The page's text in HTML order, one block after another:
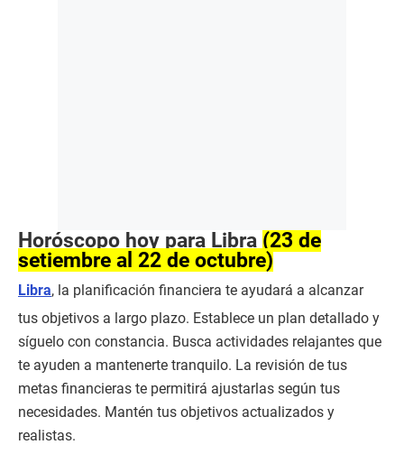
Horóscopo hoy para Libra (23 de
setiembre al 22 de octubre)
Libra, la planificación financiera te ayudará a alcanzar
tus objetivos a largo plazo. Establece un plan detallado y
síguelo con constancia. Busca actividades relajantes que
te ayuden a mantenerte tranquilo. La revisión de tus
metas financieras te permitirá ajustarlas según tus
necesidades. Mantén tus objetivos actualizados y
realistas.